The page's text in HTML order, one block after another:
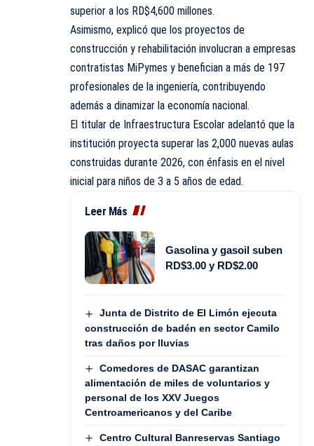
superior a los RD$4,600 millones.
Asimismo, explicó que los proyectos de
construcción y rehabilitación involucran a empresas
contratistas MiPymes y benefician a más de 197
profesionales de la ingeniería, contribuyendo
además a dinamizar la economía nacional.
El titular de Infraestructura Escolar adelantó que la
institución proyecta superar las 2,000 nuevas aulas
construidas durante 2026, con énfasis en el nivel
inicial para niños de 3 a 5 años de edad.
Leer Más
Gasolina y gasoil suben
RD$3.00 y RD$2.00
Junta de Distrito de El Limón ejecuta
construcción de badén en sector Camilo
tras daños por lluvias
Comedores de DASAC garantizan
alimentación de miles de voluntarios y
personal de los XXV Juegos
Centroamericanos y del Caribe
Centro Cultural Banreservas Santiago